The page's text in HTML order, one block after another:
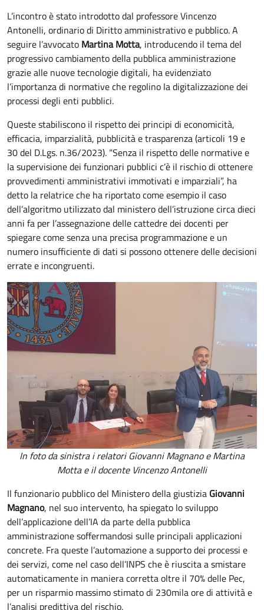
L’incontro è stato introdotto dal professore Vincenzo
Antonelli, ordinario di Diritto amministrativo e pubblico. A
seguire l’avvocato Martina Motta, introducendo il tema del
progressivo cambiamento della pubblica amministrazione
grazie alle nuove tecnologie digitali, ha evidenziato
l’importanza di normative che regolino la digitalizzazione dei
processi degli enti pubblici.
Queste stabiliscono il rispetto dei principi di economicità,
efficacia, imparzialità, pubblicità e trasparenza (articoli 19 e
30 del D.Lgs. n.36/2023). “Senza il rispetto delle normative e
la supervisione dei funzionari pubblici c’è il rischio di ottenere
provvedimenti amministrativi immotivati e imparziali”, ha
detto la relatrice che ha riportato come esempio il caso
dell’algoritmo utilizzato dal ministero dell’istruzione circa dieci
anni fa per l’assegnazione delle cattedre dei docenti per
spiegare come senza una precisa programmazione e un
numero insufficiente di dati si possono ottenere delle decisioni
errate e incongruenti.
In foto da sinistra i relatori Giovanni Magnano e Martina
Motta e il docente Vincenzo Antonelli
Il funzionario pubblico del Ministero della giustizia Giovanni
Magnano, nel suo intervento, ha spiegato lo sviluppo
dell’applicazione dell’IA da parte della pubblica
amministrazione soffermandosi sulle principali applicazioni
concrete. Fra queste l’automazione a supporto dei processi e
dei servizi, come nel caso dell’INPS che è riuscita a smistare
automaticamente in maniera corretta oltre il 70% delle Pec,
per un risparmio massimo stimato di 230mila ore di attività e
l’analisi predittiva del rischio.